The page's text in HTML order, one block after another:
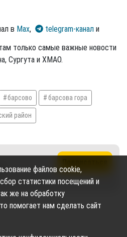
в Max, telegram-канал и
только самые важные новости
Сургута и ХМАО.
барсово барсова гора
район
файлов cookie,
статистики посещений и
же на обработку
помогает нам сделать сайт